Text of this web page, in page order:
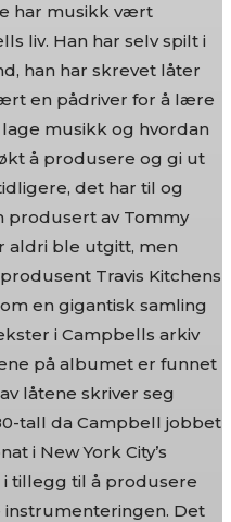
har musikk vært
liv. Han har selv spilt i
han har skrevet låter
en pådriver for å lære
musikk og hvordan
å produsere og gi ut
det har til og
av Tommy
aldri ble utgitt, men
Travis Kitchens
en gigantisk samling
i Campbells arkiv
på albumet er funnet
låtene skriver seg
tall da Campbell jobbet
i New York City’s
i tillegg til å produsere
Det